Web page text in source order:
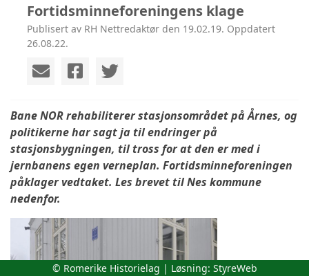
Fortidsminneforeningens klage
Publisert av RH Nettredaktør den 19.02.19. Oppdatert
26.08.22.
Bane NOR rehabiliterer stasjonsområdet på Årnes, og
politikerne har sagt ja til endringer på
stasjonsbygningen, til tross for at den er med i
jernbanens egen verneplan. Fortidsminneforeningen
påklager vedtaket. Les brevet til Nes kommune
nedenfor.
© Romerike Historielag | Løsning: StyreWeb